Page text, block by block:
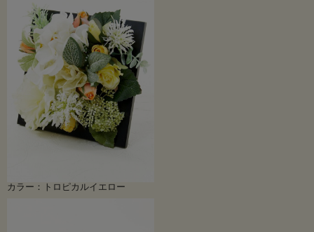
カラー：トロピカルイエロー